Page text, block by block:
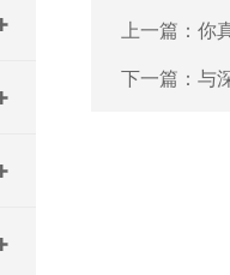
上一篇： 你
下一篇： 与